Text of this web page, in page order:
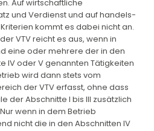
Auf wirtschaftliche
und Verdienst und auf handels-
kommt es dabei nicht an.
VTV reicht es aus, wenn in
eine oder mehrere der in den
IV oder V genannten Tätigkeiten
wird dann stets vom
der VTV erfasst, ohne dass
der Abschnitte I bis III zusätzlich
wenn in dem Betrieb
nicht die in den Abschnitten IV